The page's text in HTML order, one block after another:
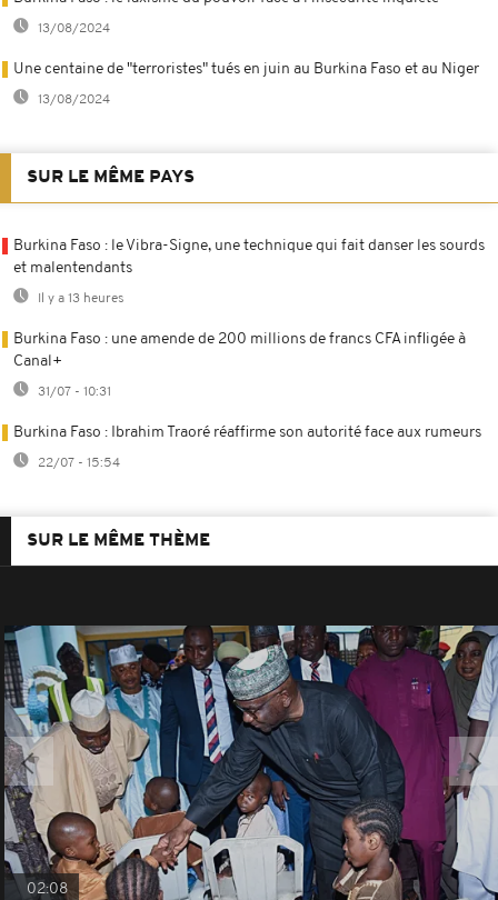
13/08/2024
Une centaine de "terroristes" tués en juin au Burkina Faso et au Niger
13/08/2024
SUR LE MÊME PAYS
Burkina Faso : le Vibra-Signe, une technique qui fait danser les sourds
et malentendants
Il y a 13 heures
Burkina Faso : une amende de 200 millions de francs CFA infligée à
Canal+
31/07 - 10:31
Burkina Faso : Ibrahim Traoré réaffirme son autorité face aux rumeurs
22/07 - 15:54
SUR LE MÊME THÈME
02:08